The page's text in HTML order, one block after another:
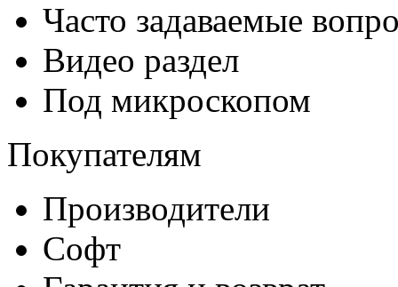
Часто задаваемые
Видео раздел
Под микроскопом
Покупателям
Производители
Софт